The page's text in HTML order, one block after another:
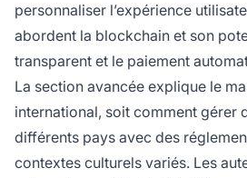
personnaliser l’expérience
abordent la blockchain et son
transparent et le paiement
La section avancée explique le
international, soit comment gérer
différents pays avec des
contextes culturels variés. Les